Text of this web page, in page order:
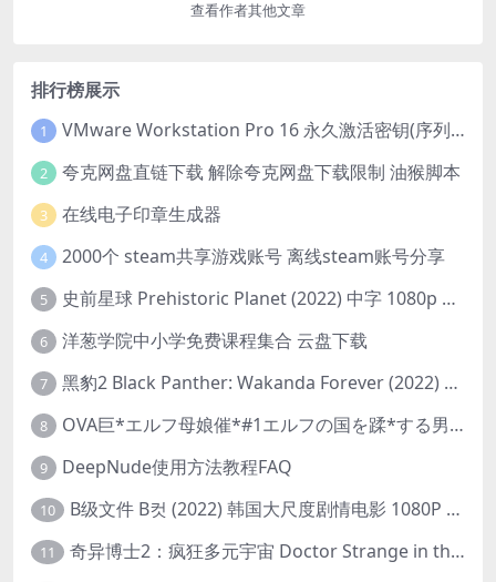
查看作者其他文章
排行榜展示
1 VMware Workstation Pro 16 永久激活密钥(序列号)
2 夸克网盘直链下载 解除夸克网盘下载限制 油猴脚本
3 在线电子印章生成器
4 2000个 steam共享游戏账号 离线steam账号分享
5 史前星球 Prehistoric Planet (2022) 中字 1080p 高清 阿里云盘 2022.5.27已更新全集
6 洋葱学院中小学免费课程集合 云盘下载
7 黑豹2 Black Panther: Wakanda Forever (2022) 高清版
8 OVA巨*エルフ母娘催*#1エルフの国を蹂*する男。汚された女王と姫
9 DeepNude使用方法教程FAQ
10 B级文件 B컷 (2022) 韩国大尺度剧情电影 1080P 中字
11 奇异博士2：疯狂多元宇宙 Doctor Strange in the Multiverse of Madness (2022) 高清版1080p